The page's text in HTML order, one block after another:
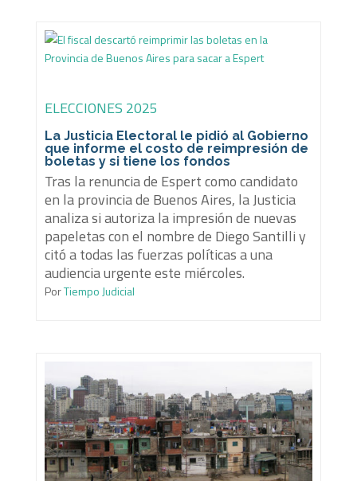
ELECCIONES 2025
La Justicia Electoral le pidió al Gobierno
que informe el costo de reimpresión de
boletas y si tiene los fondos
Tras la renuncia de Espert como candidato
en la provincia de Buenos Aires, la Justicia
analiza si autoriza la impresión de nuevas
papeletas con el nombre de Diego Santilli y
citó a todas las fuerzas políticas a una
audiencia urgente este miércoles.
PorTiempo Judicial